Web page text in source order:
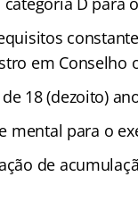
em Conselho
18 (dezoito)
mental para o
de